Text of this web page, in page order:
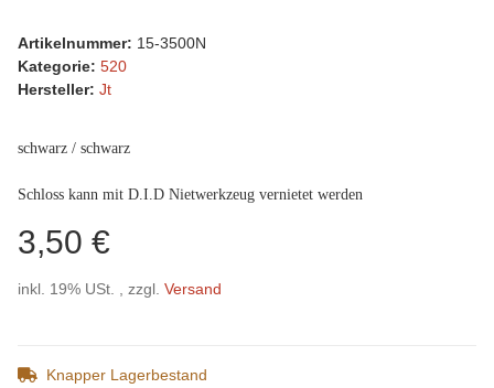
Artikelnummer: 15-3500N
Kategorie: 520
Hersteller: Jt
schwarz / schwarz
Schloss kann mit D.I.D Nietwerkzeug vernietet werden
3,50 €
inkl. 19% USt. , zzgl. Versand
Knapper Lagerbestand